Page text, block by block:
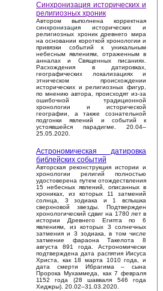
Синхронизация исторических и
религиозных хроник
Автором выполнена корректная
синхронизация исторических и
религиозных хроник древнего мира
на основании короткой хронологии и
привязки событий к уникальным
небесным явлениям, отраженным в
анналах и Священных писаниях.
Расхождения в датировках,
географических локализациях и
этническом происхождении
исторических и религиозных фигур,
по мнению автора, происходят из-за
ошибочной традиционной
хронологии и исторической
географии, а также сознательной
подгонки явлений и событий к
устоявшейся парадигме. 20.04–
25.05.2020.
Астрономическая датировка
библейских событий
Авторская реконструкция истории и
хронологии религий полностью
удостоверена путем отождествления
15 небесных явлений, описанных в
хрониках, из которых 11 затмений
солнца, 3 зодиака и 1 вспышка
сверхновой звезды. Подтвержден
хронологический сдвиг на 1780 лет в
истории Древнего Египта по 6
явлениям, из которых 3 солнечных
затмения и 3 зодиака, в том числе
затмение фараона Такелота 8
августа 891 года. Астрономически
подтверждена дата распятия Иисуса
Христа, как 18 марта 1010 года, и
дата смерти Ибрагима – сына
Пророка Мухаммеда, как 7 февраля
1152 года (28 шавваля 546 года
Хиджры). 20.02–31.03.2020.